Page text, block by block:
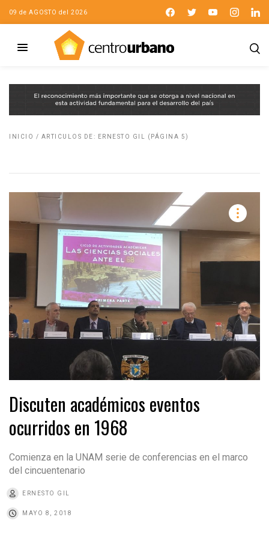
09 de AGOSTO del 2026
INICIO / ARTICULOS DE: ERNESTO GIL (PÁGINA 5)
Discuten académicos eventos
ocurridos en 1968
Comienza en la UNAM serie de conferencias en el marco
del cincuentenario
ERNESTO GIL
MAYO 8, 2018